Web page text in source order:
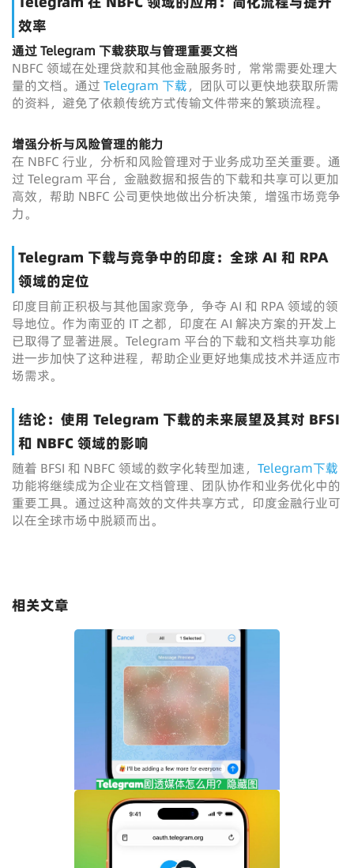
效率
通过 Telegram 下载获取与管理重要文档
NBFC 领域在处理贷款和其他金融服务时，常常需要处理大
量的文档。通过 Telegram 下载，团队可以更快地获取所需
的资料，避免了依赖传统方式传输文件带来的繁琐流程。
增强分析与风险管理的能力
在 NBFC 行业，分析和风险管理对于业务成功至关重要。通
过 Telegram 平台，金融数据和报告的下载和共享可以更加
高效，帮助 NBFC 公司更快地做出分析决策，增强市场竞争
力。
Telegram 下载与竞争中的印度：全球 AI 和 RPA
领域的定位
印度目前正积极与其他国家竞争，争夺 AI 和 RPA 领域的领
导地位。作为南亚的 IT 之都，印度在 AI 解决方案的开发上
已取得了显著进展。Telegram 平台的下载和文档共享功能
进一步加快了这种进程，帮助企业更好地集成技术并适应市
场需求。
结论：使用 Telegram 下载的未来展望及其对 BFSI
和 NBFC 领域的影响
随着 BFSI 和 NBFC 领域的数字化转型加速， Telegram下载
功能将继续成为企业在文档管理、团队协作和业务优化中的
重要工具。通过这种高效的文件共享方式，印度金融行业可
以在全球市场中脱颖而出。
相关文章